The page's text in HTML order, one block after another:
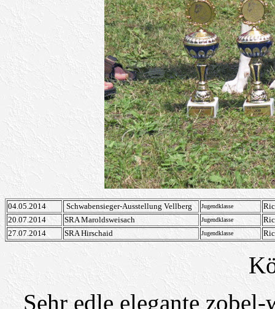
04.05.2014 Schwabensieger-Ausstellung Vellberg Jugendklasse
20.07.2014
SRA Maroldsweisach Jugendklasse
27.07.2014
SRA Hirschaid Jugendklasse
Sehr edle elegante